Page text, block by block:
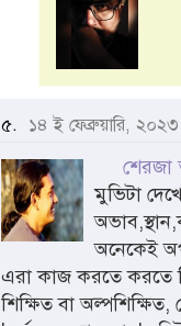
৫. ১৪ ই ফেব্রুয়ারি, ২০২৩
মুভিটা
অনেকেই
এরা কাজ করতে করতে
শিক্ষিত বা